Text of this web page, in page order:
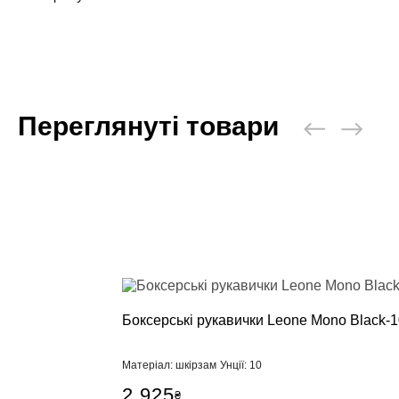
Переглянуті товари
Боксерські рукавички Leone Mono Black-
Матеріал: шкірзам Унції: 10
₴